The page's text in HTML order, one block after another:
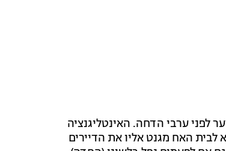
לפני ערבי הדחה. האינטליגנציה
לבית האח מגנט אליו את הדיירים